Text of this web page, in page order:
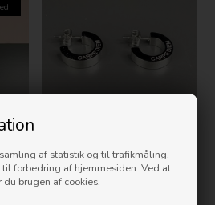
af statistik og til trafikmåling.
forbedring af hjemmesiden. Ved at
du brugen af cookies.
Oxxo Design - Øreringe CARPE
DIEM